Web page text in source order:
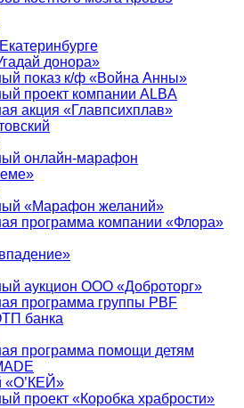
донора»
показ к/ф «Война Анны»
проект компании ALBA
акция «Главпсихплав»
онлайн‑марафон
«Марафон желаний»
программа компании «Флора»
аукцион ООО «Доброторг»
программа группы PBF
банка
программа помощи детям
«О’КЕЙ»
проект «Коробка храбрости»